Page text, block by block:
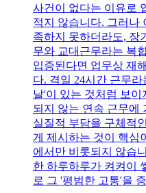
사건이 없다는 이유로
적지 않습니다. 그러나
족하지 못하더라도, 장
무와 교대근무라는 복
입증된다면 업무상 재
다. 격일 24시간 근무
날'이 있는 것처럼 보
되지 않는 연속 근무에
실질적 부담을 구체적
게 제시하는 것이 핵심
에서만 비롯되지 않습
한 하루하루가 켜켜이
로 그 '평범한 고통'을